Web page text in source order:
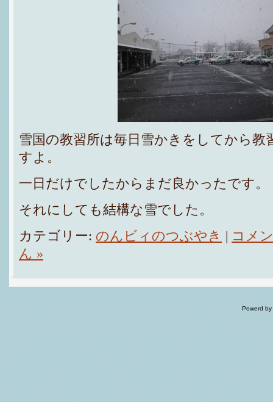
雪国の教習所は毎日雪かきをしてから教
すよ。
一日だけでしたからまだ良かったです。
それにしても結構な雪でした。
カテゴリー: のんビィのつぶやき
コメ
ん »
Powerd